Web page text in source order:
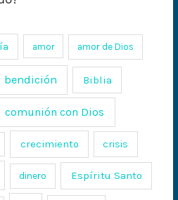
amor amor de Dios
bendición Biblia
comunión con Dios
crecimiento crisis
dinero Espíritu Santo